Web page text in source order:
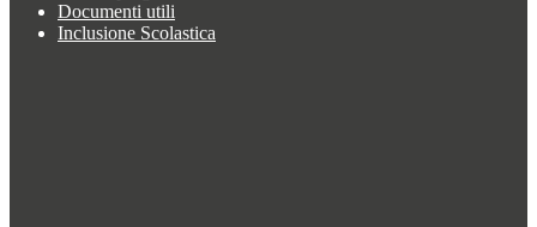
Documenti utili
Inclusione Scolastica